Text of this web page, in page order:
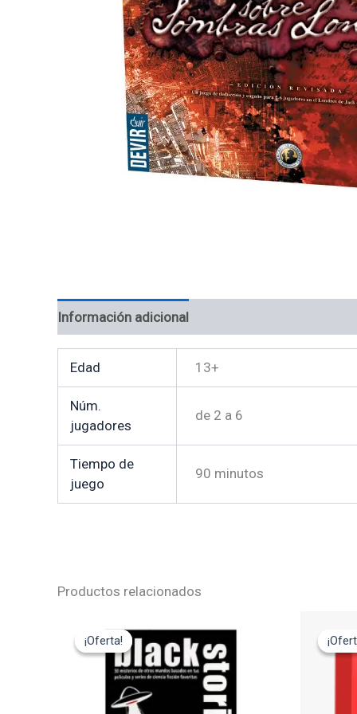
Información adicional
Edad 13+
Núm.
jugadores
de 2 a 6
Tiempo de
juego
90 minutos
Productos relacionados
¡Oferta!
¡Oferta!
precio
original
era:
12,95€.
precio
actual
es:
11,65€.